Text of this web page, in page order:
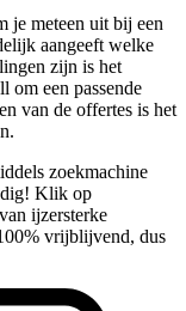
je meteen uit bij een
aangeeft welke
zijn is het
om een passende
van de offertes is het
zoekmachine
Klik op
ijzersterke
vrijblijvend, dus